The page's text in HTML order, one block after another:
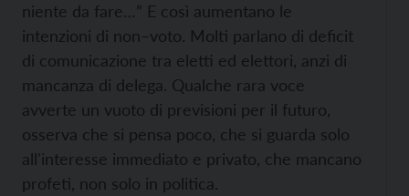
niente da fare…” E così aumentano le
intenzioni di non–voto. Molti parlano di deficit
di comunicazione tra eletti ed elettori, anzi di
mancanza di delega. Qualche rara voce
avverte un vuoto di previsioni per il futuro,
osserva che si pensa poco, che si guarda solo
all'interesse immediato e privato, che mancano
profeti, non solo in politica.